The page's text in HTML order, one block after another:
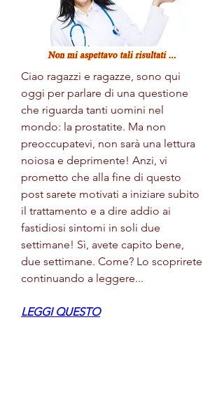
Ciao ragazzi e ragazze, sono qui
oggi per parlare di una questione
che riguarda tanti uomini nel
mondo: la prostatite. Ma non
preoccupatevi, non sarà una lettura
noiosa e deprimente! Anzi, vi
prometto che alla fine di questo
post sarete motivati a iniziare subito
il trattamento e a dire addio ai
fastidiosi sintomi in soli due
settimane! Sì, avete capito bene,
due settimane. Come? Lo scoprirete
continuando a leggere...
LEGGI QUESTO